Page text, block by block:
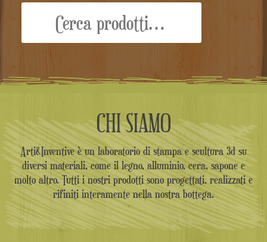
CHI SIAMO
Arti&Inventive è un laboratorio di stampa e scultura 3d su
diversi materiali, come il legno, alluminio, cera, sapone e
molto altro. Tutti i nostri prodotti sono progettati, realizzati e
rifiniti interamente nella nostra bottega.